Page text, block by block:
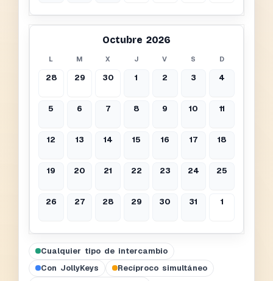
Octubre 2026
L M X J V S D
28 29 30 1 2 3 4
5 6 7 8 9 10 11
12 13 14 15 16 17 18
19 20 21 22 23 24 25
26 27 28 29 30 31 1
Cualquier tipo de intercambio
Con JollyKeys
Recíproco simultáneo